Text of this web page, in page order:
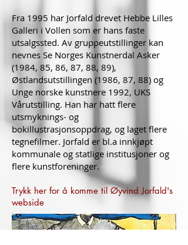
Fra 1995 har Jorfald drevet Hebbe Lilles
Galleri i Vollen som er hans faste
utsalgssted. Av gruppeutstillinger kan
nevnes Se Norges Kunstnerdal Asker
(1984, 85, 86, 87, 88, 89),
Østlandsutstillingen (1986, 87, 88) og
Unge norske kunstnere 1992, UKS
Vårutstilling. Han har hatt flere
utsmyknings- og
bokillustrasjonsoppdrag, og laget flere
tegnefilmer. Jorfald er bl.a innkjøpt
kommunale og statlige institusjoner og
flere kunstforeninger.
Trykk her for å komme til Øyvind Jorfald's
webside